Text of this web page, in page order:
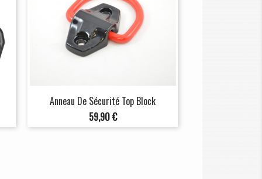
Anneau De Sécurité Top Block
Prix
59,90 €